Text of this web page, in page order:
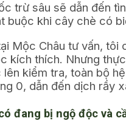
trừ sâu sẽ dẫn đến
buộc khi cây chè có
Mộc Châu tư vấn,
kích thích. Nhưng
kiểm tra, toàn bộ
0, dẫn đến dịch rầy
đang bị ngộ độc và